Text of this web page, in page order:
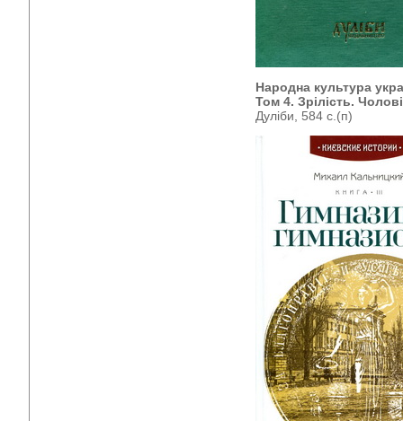
Народна культура укра
Том 4. Зрілість.
Дуліби, 584 с.(п)